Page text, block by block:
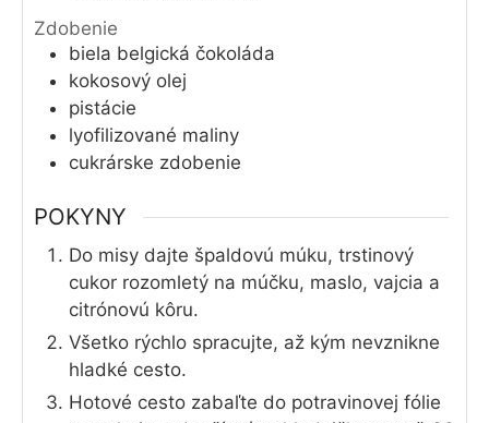
Zdobenie
biela belgická čokoláda
kokosový olej
pistácie
lyofilizované maliny
cukrárske zdobenie
POKYNY
Do misy dajte špaldovú múku, trstinový
cukor rozomletý na múčku, maslo, vajcia a
citrónovú kôru.
Všetko rýchlo spracujte, až kým nevznikne
hladké cesto.
Hotové cesto zabaľte do potravinovej fólie